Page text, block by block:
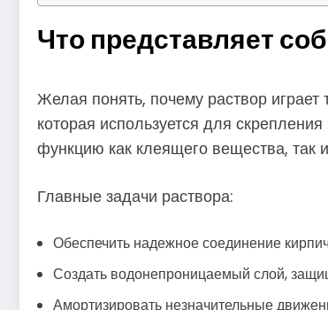
Что представляет
Желая понять, почему раствор играет
которая используется для
функцию как клеящего вещества,
Главные задачи раствора:
Обеспечить надежное соединение
Создать водонепроницаемый слой,
Амортизировать незначительные